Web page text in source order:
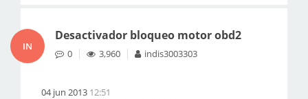
IN
Desactivador bloqueo motor obd2
0 3,960 indis3003303
04 jun 2013 12:51